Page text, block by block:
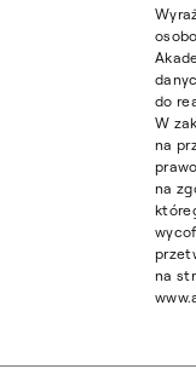
do
W
na
na
na